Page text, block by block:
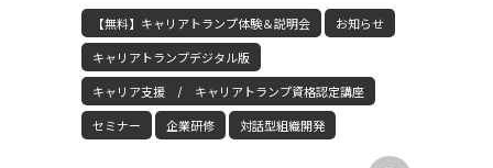
【無料】キャリアトランプ体験＆説明会 お知らせ
キャリアトランプデジタル版
キャリア支援 / キャリアトランプ資格認定講座
セミナー 企業研修 対話型組織開発